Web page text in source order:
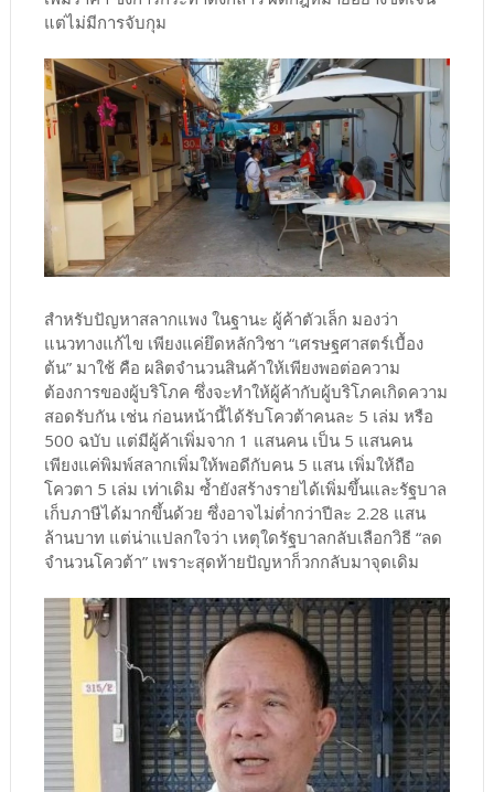
แต่ไม่มีการจับกุม
สำหรับปัญหาสลากแพง ในฐานะ ผู้ค้าตัวเล็ก มองว่า
แนวทางแก้ไข เพียงแค่ยึดหลักวิชา “เศรษฐศาสตร์เบื้อง
ต้น” มาใช้ คือ ผลิตจำนวนสินค้าให้เพียงพอต่อความ
ต้องการของผู้บริโภค ซึ่งจะทำให้ผู้ค้ากับผู้บริโภคเกิดความ
สอดรับกัน เช่น ก่อนหน้านี้ได้รับโควต้าคนละ 5 เล่ม หรือ
500 ฉบับ แต่มีผู้ค้าเพิ่มจาก 1 แสนคน เป็น 5 แสนคน
เพียงแค่พิมพ์สลากเพิ่มให้พอดีกับคน 5 แสน เพิ่มให้ถือ
โควตา 5 เล่ม เท่าเดิม ซ้ำยังสร้างรายได้เพิ่มขึ้นและรัฐบาล
เก็บภาษีได้มากขึ้นด้วย ซึ่งอาจไม่ต่ำกว่าปีละ 2.28 แสน
ล้านบาท แต่น่าแปลกใจว่า เหตุใดรัฐบาลกลับเลือกวิธี “ลด
จำนวนโควต้า” เพราะสุดท้ายปัญหาก็วกกลับมาจุดเดิม